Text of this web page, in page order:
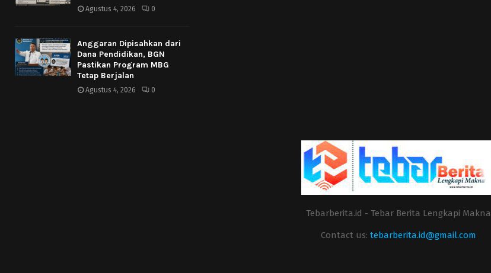
Agustus 4, 2026 0
Anggaran Dipisahkan dari
Dana Pendidikan, BGN
Pastikan Program MBG
Tetap Berjalan
Agustus 4, 2026 0
Tebarberita.id - Tebar Berita Lengkapi Makna
Contact us: tebarberita.id@gmail.com